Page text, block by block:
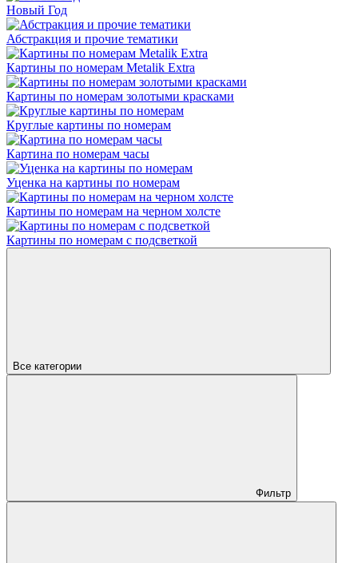
Новый Год
Абстракция и прочие тематики
Картины по номерам Metalik Extra
Картины по номерам золотыми красками
Круглые картины по номерам
Картина по номерам часы
Уценка на картины по номерам
Картины по номерам на черном холсте
Картины по номерам с подсветкой
Все категории
Фильтр